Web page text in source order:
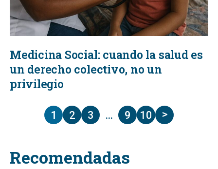
Medicina Social: cuando la salud es
un derecho colectivo, no un
privilegio
1 2 3 … 9 10 >
Recomendadas